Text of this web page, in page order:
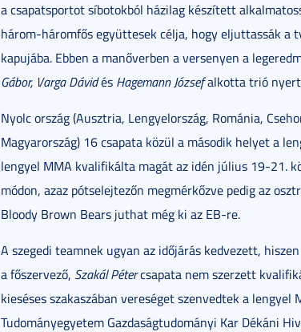
a csapatsportot síbotokból házilag készített
három-háromfős együttesek célja, hogy eljuttassák a
kapujába. Ebben a manőverben a versenyen a
Gábor, Varga Dávidés Hagemann Józsefalkotta trió
Nyolc ország (Ausztria, Lengyelország, Románia,
Magyarország) 16 csapata közül a második helyet a
lengyel MMA kvalifikálta magát az idén július 19-21.
módon, azaz pótselejtezőn megmérkőzve pedig az
Bloody Brown Bears juthat még ki az EB-re.
A szegedi teamnek ugyan az időjárás kedvezett,
a főszervező, Szakál Pétercsapata nem szerzett
kieséses szakaszában vereséget szenvedtek a
Tudományegyetem Gazdaságtudományi Kar Dékáni